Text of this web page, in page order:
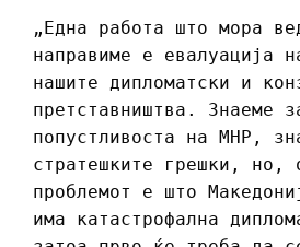
„Една работа што мора
направиме е евалуација
нашите дипломатски и
претставништва. Знаеме
попустливоста на МНР,
стратешките грешки, но,
проблемот е што
има катастрофална